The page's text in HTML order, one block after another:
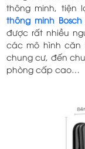
thông minh, tiện
thông minh Bosch
được rất nhiều
các mô hình căn
chung cư, đến
phòng cấp cao…